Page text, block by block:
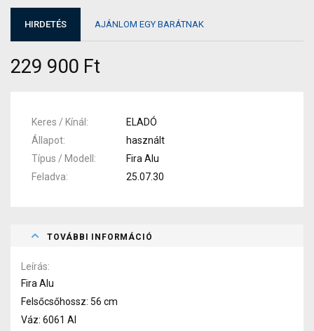
HIRDETÉS AJÁNLOM EGY BARÁTNAK
229 900 Ft
Keres / Kínál
ELADÓ
Állapot
használt
Típus / Modell
Fira Alu
Feladva
25.07.30
TOVÁBBI INFORMÁCIÓ
Leírás
Fira Alu
Felsőcsőhossz: 56 cm
Váz: 6061 Al